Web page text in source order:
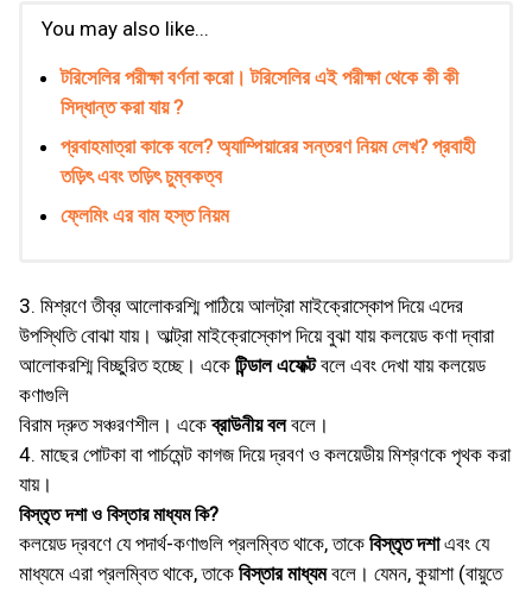
You may also like...
টরিসেলির পরীক্ষা বর্ণনা করাে। টরিসেলির এই পরীক্ষা থেকে কী কী
সিদ্ধান্ত করা যায় ?
প্রবাহমাত্রা কাকে বলে? অ্যাম্পিয়ারের সন্তরণ নিয়ম লেখ? প্রবাহী
তড়িৎ এবং তড়িৎ চুম্বকত্ব
ফ্লেমিং এর বাম হস্ত নিয়ম
3. মিশ্রণে তীব্র আলােকরশ্মি পাঠিয়ে আলট্রা মাইক্রোস্কোপ দিয়ে এদের
উপস্থিতি বােঝা যায়। আল্ট্রা মাইক্রোস্কোপ দিয়ে বুঝা যায় কলয়েড কণা দ্বারা
আলােকরশ্মি বিচ্ছুরিত হচ্ছে। একে টিন্ডাল এফেক্টবলে এবং দেখা যায় কলয়েড
কণাগুলি
বিরাম দ্রুত সঞ্চরণশীল। একেব্রাউনীয় বলবলে।
4. মাছের পােটকা বা পার্চমেন্ট কাগজ দিয়ে দ্রবণ ও কলয়েডীয় মিশ্রণকে পৃথক করা
যায়।
বিস্তৃত দশা ও বিস্তার মাধ্যম কি?
কলয়েড দ্রবণে যে পদার্থ-কণাগুলি প্রলম্বিত থাকে, তাকে বিস্তৃত দশাএবং যে
মাধ্যমে এরা প্রলম্বিত থাকে, তাকে বিস্তার মাধ্যমবলে। যেমন, কুয়াশা (বায়ুতে